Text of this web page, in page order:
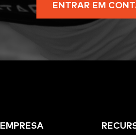
ENTRAR EM
EMPRESA